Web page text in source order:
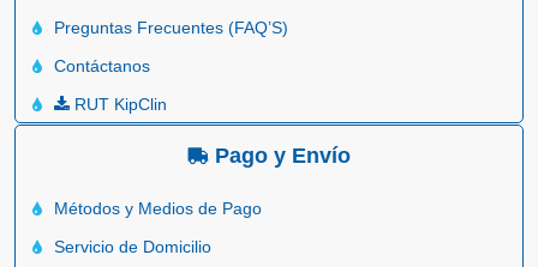
Preguntas Frecuentes (FAQ’S)
Contáctanos
RUT KipClin
Pago y Envío
Métodos y Medios de Pago
Servicio de Domicilio